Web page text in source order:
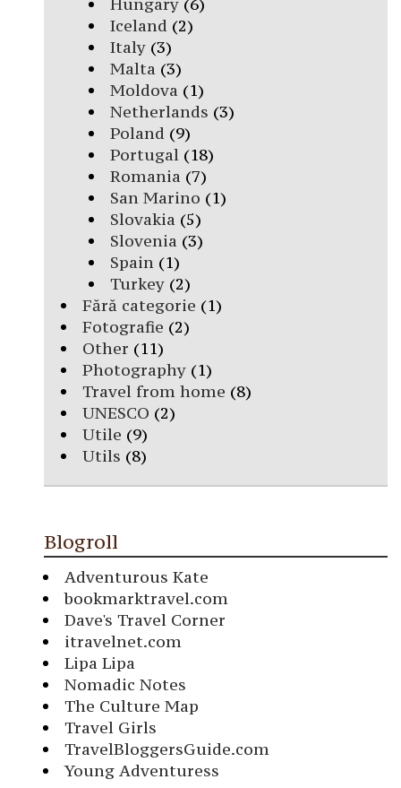
Iceland (2)
Italy(3)
Malta (3)
Moldova (1)
Netherlands (3)
Poland (9)
Portugal(18)
Romania (7)
San Marino (1)
Slovakia (5)
Slovenia (3)
Spain(1)
Turkey(2)
Fără categorie (1)
Fotografie (2)
Other (11)
Photography (1)
Travel from home (8)
UNESCO (2)
Utile (9)
Utils (8)
Blogroll
Adventurous Kate
bookmarktravel.com
Dave's Travel Corner
itravelnet.com
Lipa Lipa
Nomadic Notes
The Culture Map
Travel Girls
TravelBloggersGuide.com
Young Adventuress